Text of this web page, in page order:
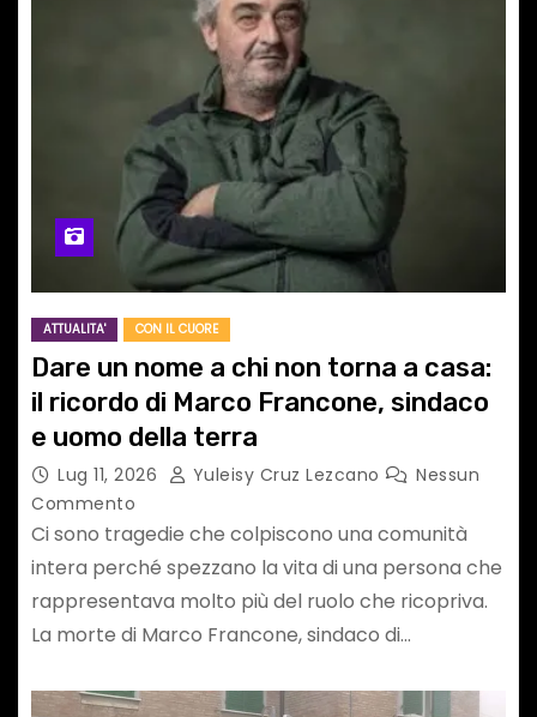
ATTUALITA' CON IL CUORE
Dare un nome a chi non torna a casa:
il ricordo di Marco Francone, sindaco
e uomo della terra
Lug 11, 2026 Yuleisy Cruz Lezcano
Nessun
Commento
Ci sono tragedie che colpiscono una comunità
intera perché spezzano la vita di una persona che
rappresentava molto più del ruolo che ricopriva.
La morte di Marco Francone, sindaco di…